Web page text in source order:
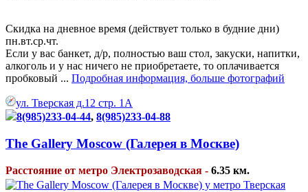
Скидка на дневное время (действует только в будние дни)
пн.вт.ср.чт.
Если у вас банкет, д/р, полностью ваш стол, закуски, напитки,
алкоголь и у нас ничего не приобретаете, то оплачивается
пробковый ... Подробная информация, больше фотографий
ул. Тверская д.12 стр. 1А
8(985)233-04-44, 8(985)233-04-88
The Gallery Moscow (Галерея в Москве)
Расстояние от метро Электрозаводская - 6.35 км.